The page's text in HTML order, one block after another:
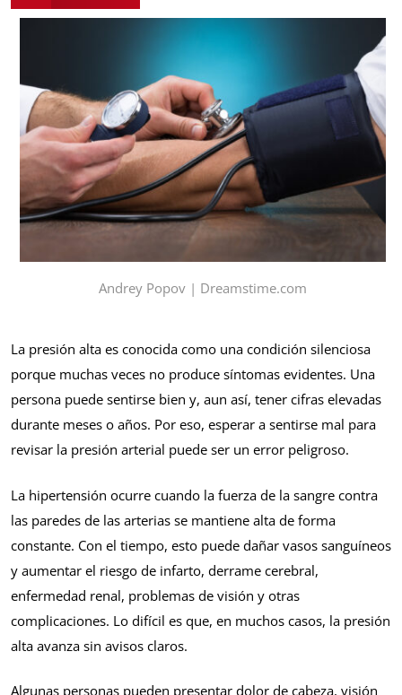
Andrey Popov | Dreamstime.com
La presión alta es conocida como una condición silenciosa
porque muchas veces no produce síntomas evidentes. Una
persona puede sentirse bien y, aun así, tener cifras elevadas
durante meses o años. Por eso, esperar a sentirse mal para
revisar la presión arterial puede ser un error peligroso.
La hipertensión ocurre cuando la fuerza de la sangre contra
las paredes de las arterias se mantiene alta de forma
constante. Con el tiempo, esto puede dañar vasos sanguíneos
y aumentar el riesgo de infarto, derrame cerebral,
enfermedad renal, problemas de visión y otras
complicaciones. Lo difícil es que, en muchos casos, la presión
alta avanza sin avisos claros.
Algunas personas pueden presentar dolor de cabeza, visión